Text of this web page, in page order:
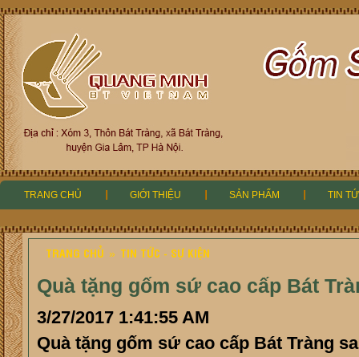
TRANG CHỦ GIỚI THIỆU SẢN PHẨM TIN
TRANG CHỦ » TIN TỨC - SỰ KIỆN
Quà tặng gốm sứ cao cấp Bát
3/27/2017 1:41:55 AM
Quà tặng gốm sứ cao cấp Bát Tràng